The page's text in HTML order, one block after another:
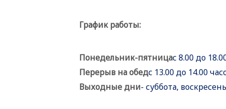
График работы:
Понедельник-пятницас 8.00 до
Перерыв на обедс 13.00 до 14.00
Выходные дни- суббота,